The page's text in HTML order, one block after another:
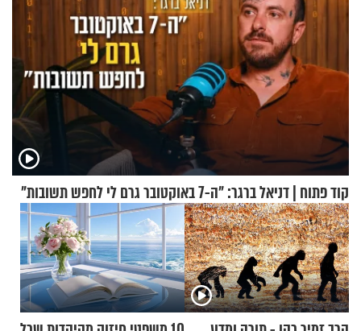
קוד פתוח | דניאל ברגר: "ה-7 באוקטובר גרם לי לחפש תשובות"